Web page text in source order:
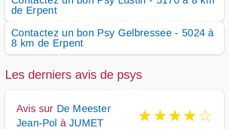
de Erpent
Contactez un bon Psy Gelbressee - 5024 à
8 km de Erpent
Les derniers avis de psys
Avis sur De Meester
Jean-Pol àJUMET ★★★★☆